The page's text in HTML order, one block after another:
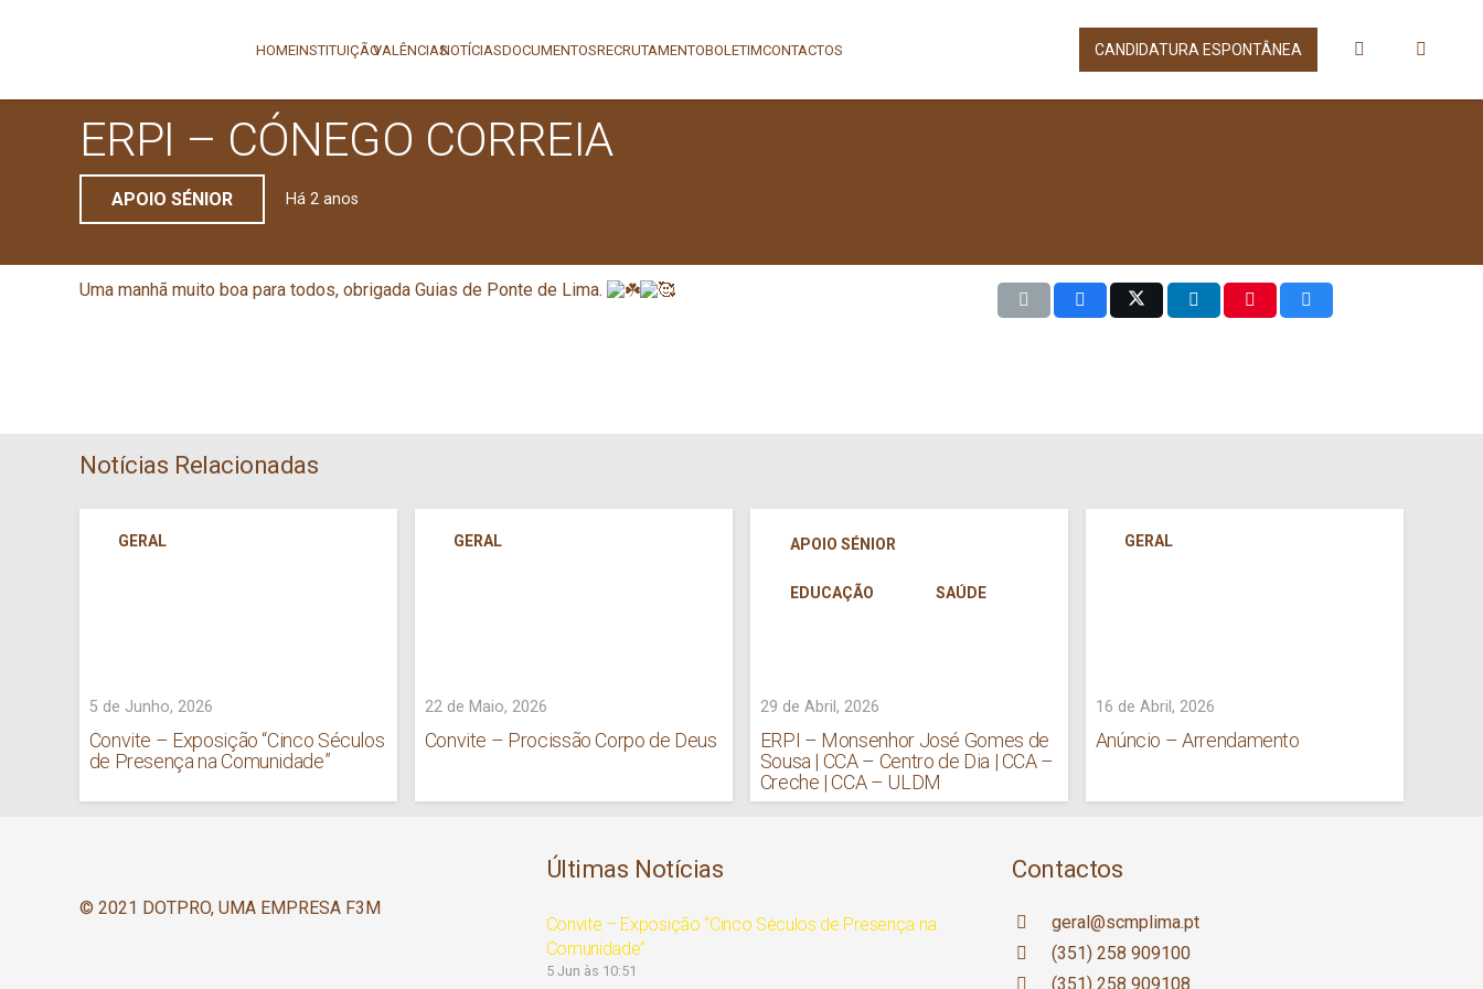
HOMEINSTITUIÇÃOVALÊNCIASNOTÍCIASDOCUMENTOSRECRUTAMENTOBOLETIMCONTACTOS CANDIDATURA ESPONTÂNEA
ERPI – CÓNEGO CORREIA
APOIO SÉNIOR Há 2 anos
Uma manhã muito boa para todos, obrigada Guias de Ponte de Lima.
Notícias Relacionadas
GERAL
5 de Junho, 2026
Convite – Exposição “Cinco Séculos
de Presença na Comunidade”
GERAL
22 de Maio, 2026
Convite – Procissão Corpo de Deus
APOIO SÉNIOR
EDUCAÇÃO SAÚDE
29 de Abril, 2026
ERPI – Monsenhor José Gomes de
Sousa | CCA – Centro de Dia | CCA –
Creche | CCA – ULDM
GERAL
16 de Abril, 2026
Anúncio – Arrendamento
© 2021 DOTPRO, UMA EMPRESA F3M
Últimas Notícias
Convite – Exposição “Cinco Séculos de Presença na
Comunidade”
5 Jun às 10:51
Contactos
geral@scmplima.pt
(351) 258 909100
(351) 258 909108